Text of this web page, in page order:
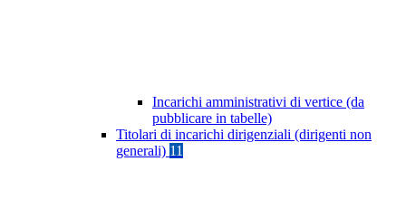
Incarichi amministrativi di vertice (da
pubblicare in tabelle)
Titolari di incarichi dirigenziali (dirigenti non
generali) 11